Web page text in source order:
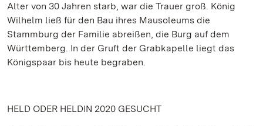
Alter von 30 Jahren starb, war die Trauer groß. König
Wilhelm ließ für den Bau ihres Mausoleums die
Stammburg der Familie abreißen, die Burg auf dem
Württemberg. In der Gruft der Grabkapelle liegt das
Königspaar bis heute begraben.
HELD ODER HELDIN 2020 GESUCHT